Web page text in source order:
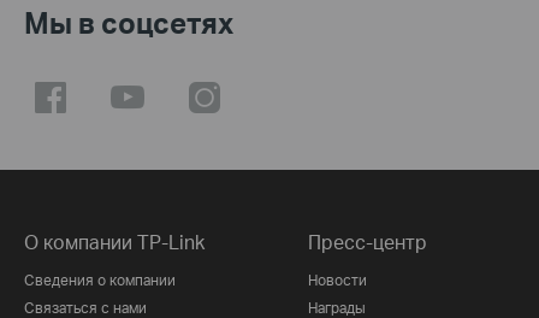
Мы в соцсетях
О компании TP-Link
Сведения о компании
Связаться с нами
Пресс-центр
Новости
Награды